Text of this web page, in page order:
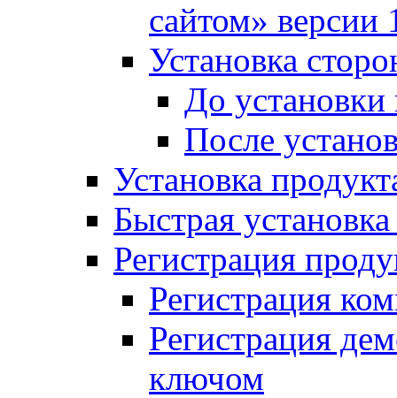
сайтом»
Установка
До установки
После
Установка
Быстрая
Регистрация
Регистрация
Регистрация
ключом